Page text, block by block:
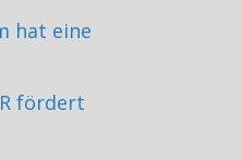
hat eine
fördert